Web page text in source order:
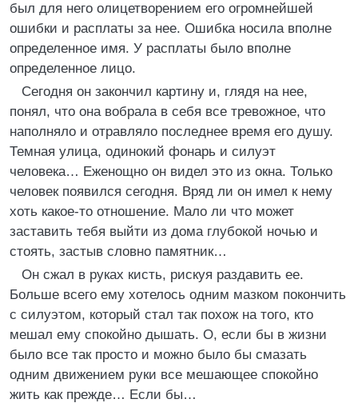
был для него олицетворением его огромнейшей
ошибки и расплаты за нее. Ошибка носила вполне
определенное имя. У расплаты было вполне
определенное лицо.
Сегодня он закончил картину и, глядя на нее,
понял, что она вобрала в себя все тревожное, что
наполняло и отравляло последнее время его душу.
Темная улица, одинокий фонарь и силуэт
человека… Еженощно он видел это из окна. Только
человек появился сегодня. Вряд ли он имел к нему
хоть какое-то отношение. Мало ли что может
заставить тебя выйти из дома глубокой ночью и
стоять, застыв словно памятник…
Он сжал в руках кисть, рискуя раздавить ее.
Больше всего ему хотелось одним мазком покончить
с силуэтом, который стал так похож на того, кто
мешал ему спокойно дышать. О, если бы в жизни
было все так просто и можно было бы смазать
одним движением руки все мешающее спокойно
жить как прежде… Если бы…